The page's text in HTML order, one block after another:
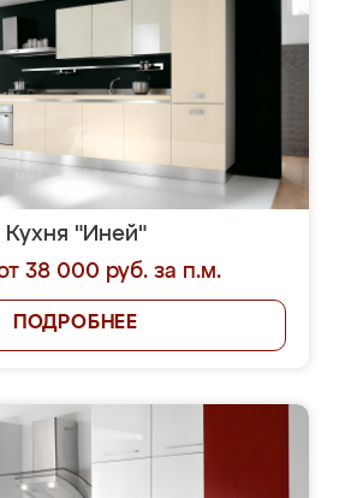
Кухня "Иней"
38 000 руб. за п.м.
ПОДРОБНЕЕ